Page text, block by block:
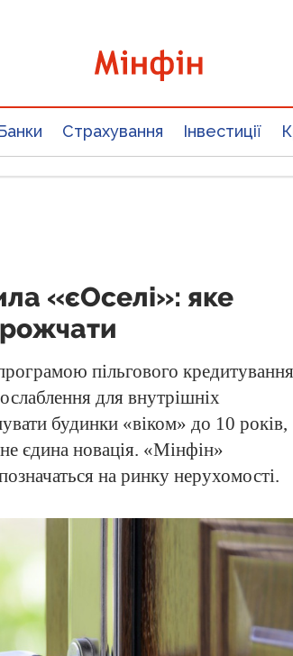
Страхування Інвестиції
«єОселі»: яке
пільгового кредитування
для внутрішніх
будинки «віком» до 10 років,
єдина новація. «Мінфін»
на ринку нерухомості.